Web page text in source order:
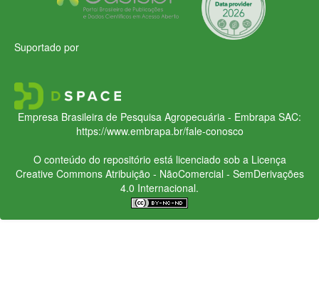
Suportado por
Empresa Brasileira de Pesquisa Agropecuária - Embrapa SAC:
https://www.embrapa.br/fale-conosco
O conteúdo do repositório está licenciado sob a Licença
Creative CommonsAtribuição - NãoComercial - SemDerivações
4.0 Internacional.